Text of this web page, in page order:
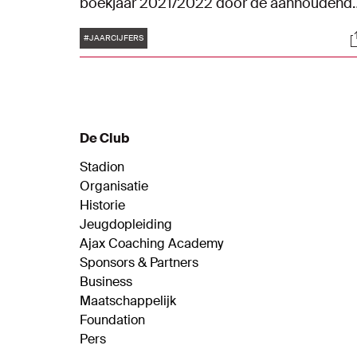
Tags
#JAARCIJFERS
De Club
Stadion
Organisatie
Historie
Jeugdopleiding
Ajax Coaching Academy
Sponsors & Partners
Business
Maatschappelijk
Foundation
Pers